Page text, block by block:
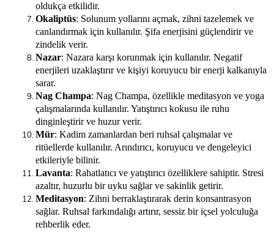
oldukça etkilidir.
Okaliptüs: Solunum yollarını açmak, zihni tazelemek ve
canlandırmak için kullanılır. Şifa enerjisini güçlendirir ve
zindelik verir.
Nazar: Nazara karşı korunmak için kullanılır. Negatif
enerjileri uzaklaştırır ve kişiyi koruyucu bir enerji kalkanıyla
sarar.
Nag Champa: Nag Champa, özellikle meditasyon ve yoga
çalışmalarında kullanılır. Yatıştırıcı kokusu ile ruhu
dinginleştirir ve huzur verir.
Mür: Kadim zamanlardan beri ruhsal çalışmalar ve
ritüellerde kullanılır. Arındırıcı, koruyucu ve dengeleyici
etkileriyle bilinir.
Lavanta: Rahatlatıcı ve yatıştırıcı özelliklere sahiptir. Stresi
azaltır, huzurlu bir uyku sağlar ve sakinlik getirir.
Meditasyon: Zihni berraklaştırarak derin konsantrasyon
sağlar. Ruhsal farkındalığı artırır, sessiz bir içsel yolculuğa
rehberlik eder.